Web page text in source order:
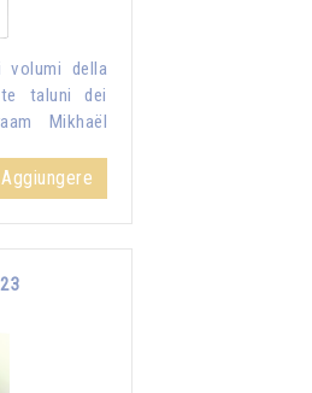
della
taluni dei
Mikhaël
Aggiungere